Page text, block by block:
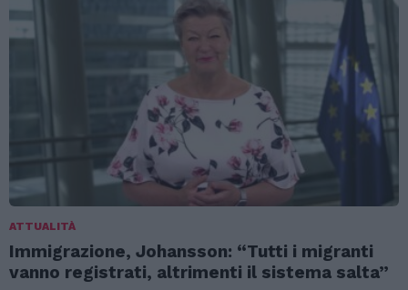
ATTUALITÀ
Immigrazione, Johansson: “Tutti i migranti
vanno registrati, altrimenti il sistema salta”